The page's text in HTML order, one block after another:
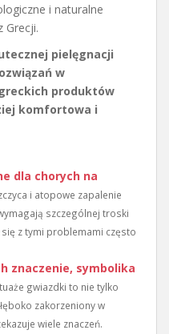
i naturalne
Grecji.
pielęgnacji
w
produktów
komfortowa i
dla chorych na
i atopowe zapalenie
szczególnej troski
z tymi problemami często
znaczenie, symbolika
gwiazdki to nie tylko
zakorzeniony w
wiele znaczeń.